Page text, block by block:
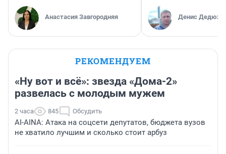
Анастасия Завгородняя Денис
РЕКОМЕНДУЕМ
«Ну вот и всё»: звезда «Дома-2»
развелась с молодым мужем
2 часа 845 Обсудить
AI-AINA: Атака на соцсети депутатов, бюджета вузов
не хватило лучшим и сколько стоит арбуз